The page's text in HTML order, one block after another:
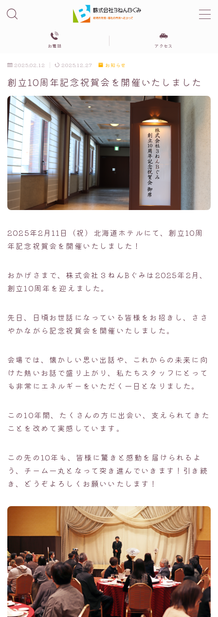
３びきの粉ぶた
グループホーム
自立サポートセンターみらい
居住支援法人さぽーとみらい
会社概要
お電話 アクセス
2025.02.12 2025.12.27 お知らせ
創立10周年記念祝賀会を開催いたしました
2025年2月11日（祝）北海道ホテルにて、創立10周
年記念祝賀会を開催いたしました！
おかげさまで、株式会社３ねんBぐみは2025年2月、
創立10周年を迎えました。
先日、日頃お世話になっている皆様をお招きし、ささ
やかながら記念祝賀会を開催いたしました。
会場では、懐かしい思い出話や、これからの未来に向
けた熱いお話で盛り上がり、私たちスタッフにとって
も非常にエネルギーをいただく一日となりました。
この10年間、たくさんの方に出会い、支えられてきた
ことを改めて実感しています。
この先の10年も、皆様に驚きと感動を届けられるよ
う、チーム一丸となって突き進んでいきます！引き続
き、どうぞよろしくお願いいたします！